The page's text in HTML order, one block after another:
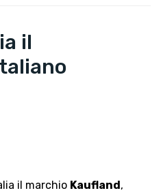
il
il marchio Kaufland,